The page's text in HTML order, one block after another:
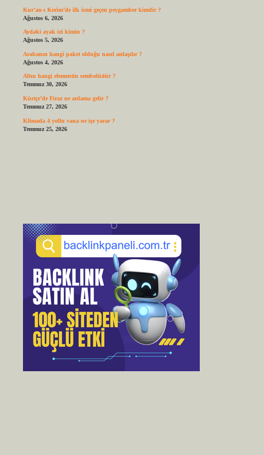
Kur’an-ı Kerim’de ilk ismi geçen peygamber kimdir ?
Ağustos 6, 2026
Aydaki ayak izi kimin ?
Ağustos 5, 2026
Arabanın hangi paket olduğu nasıl anlaşılır ?
Ağustos 4, 2026
Altın hangi elementin sembolüdür ?
Temmuz 30, 2026
Kürtçe’de Firaz ne anlama gelir ?
Temmuz 27, 2026
Klimada 4 yollu vana ne işe yarar ?
Temmuz 25, 2026